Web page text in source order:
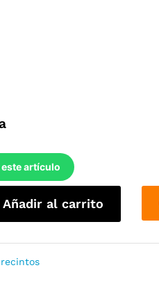
artículo
Añadir al carrito